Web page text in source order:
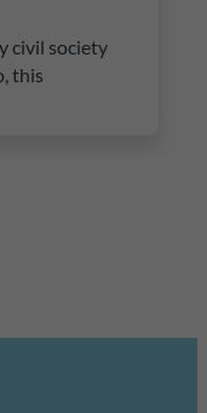
civil society
this